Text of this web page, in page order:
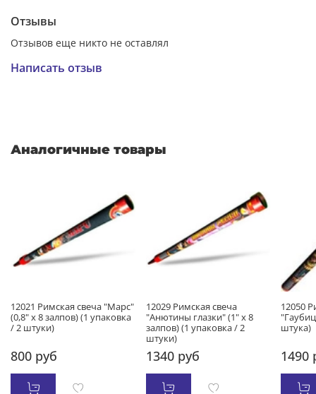
Отзывы
Отзывов еще никто не оставлял
Написать отзыв
Аналогичные товары
12021 Римская свеча "Марс"
(0,8" х 8 залпов) (1 упаковка
/ 2 штуки)
800 руб
12029 Римская свеча
"Анютины глазки" (1" х 8
залпов) (1 упаковка / 2
штуки)
1340 руб
12050
штука)
1490